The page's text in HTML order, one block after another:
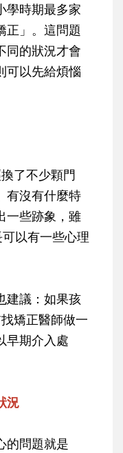
學時期最多家
正」。這問題
同的狀況才會
可以先給煩惱
了不少顆門
有沒有什麼特
一些跡象，雖
以有一些心理
建議：如果孩
矯正醫師做一
早期介入處
況
的問題就是